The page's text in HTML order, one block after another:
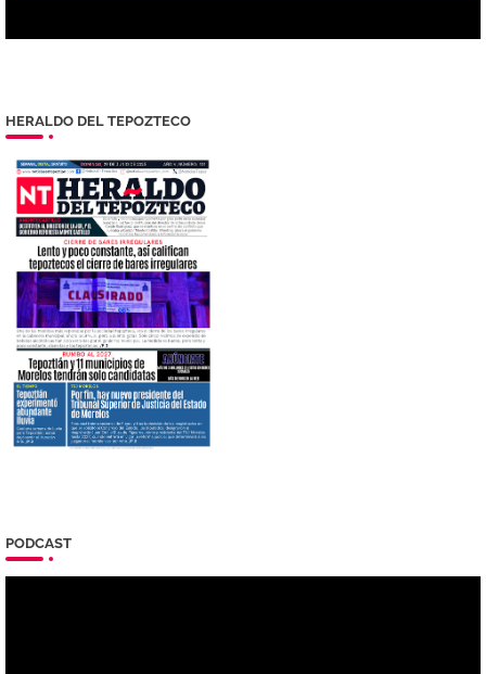
HERALDO DEL TEPOZTECO
PODCAST